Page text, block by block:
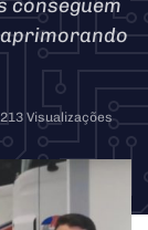
conseguem
Visualizações